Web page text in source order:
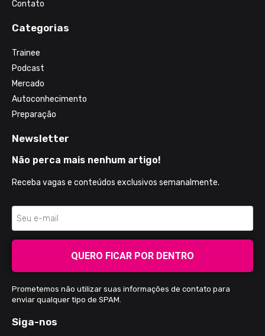
Contato
Categorias
Trainee
Podcast
Mercado
Autoconhecimento
Preparação
Newsletter
Não perca mais nenhum artigo!
Receba vagas e conteúdos exclusivos semanalmente.
QUERO FICAR POR DENTRO
Prometemos não utilizar suas informações de contato para
enviar qualquer tipo de SPAM.
Siga-nos